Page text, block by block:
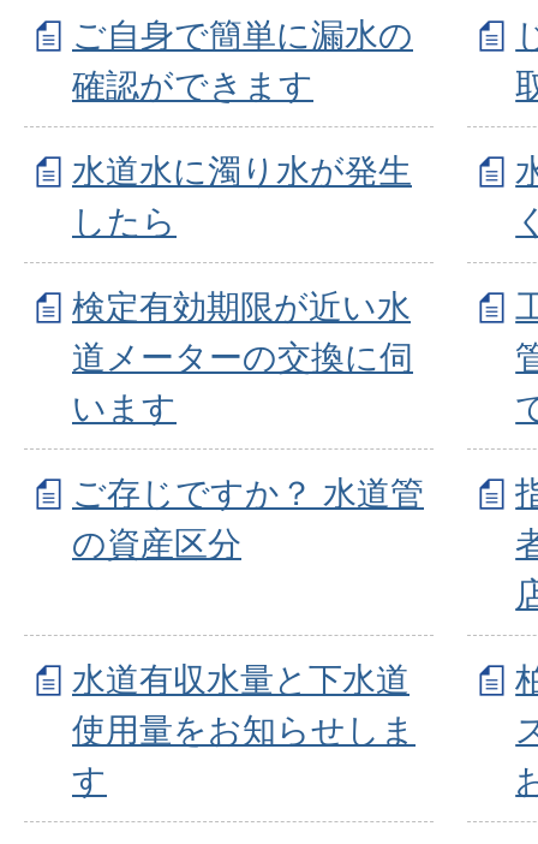
ご自身で簡単に漏水の
確認ができます
水道水に濁り水が発生
したら
検定有効期限が近い水
道メーターの交換に伺
います
ご存じですか？ 水道管
の資産区分
水道有収水量と下水道
使用量をお知らせしま
す